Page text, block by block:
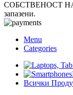
СОБСТВЕНОСТ
запазени.
Menu
Categories
Всички